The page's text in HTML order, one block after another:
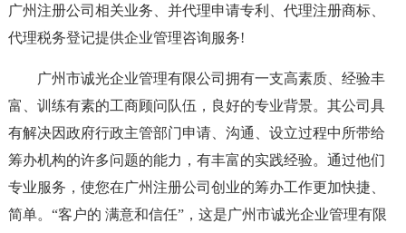
广州注册公司相关业务、并代理申请专利、代理注册商标、
代理税务登记提供企业管理咨询服务!
广州市诚光企业管理有限公司拥有一支高素质、经验丰
富、训练有素的工商顾问队伍，良好的专业背景。其公司具
有解决因政府行政主管部门申请、沟通、设立过程中所带给
筹办机构的许多问题的能力，有丰富的实践经验。通过他们
专业服务，使您在广州注册公司创业的筹办工作更加快捷、
简单。“客户的 满意和信任”，这是广州市诚光企业管理有限